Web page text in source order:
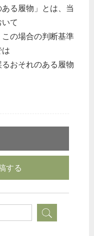
る履物」とは、当
て
の場合の判断基準
おそれのある履物
する